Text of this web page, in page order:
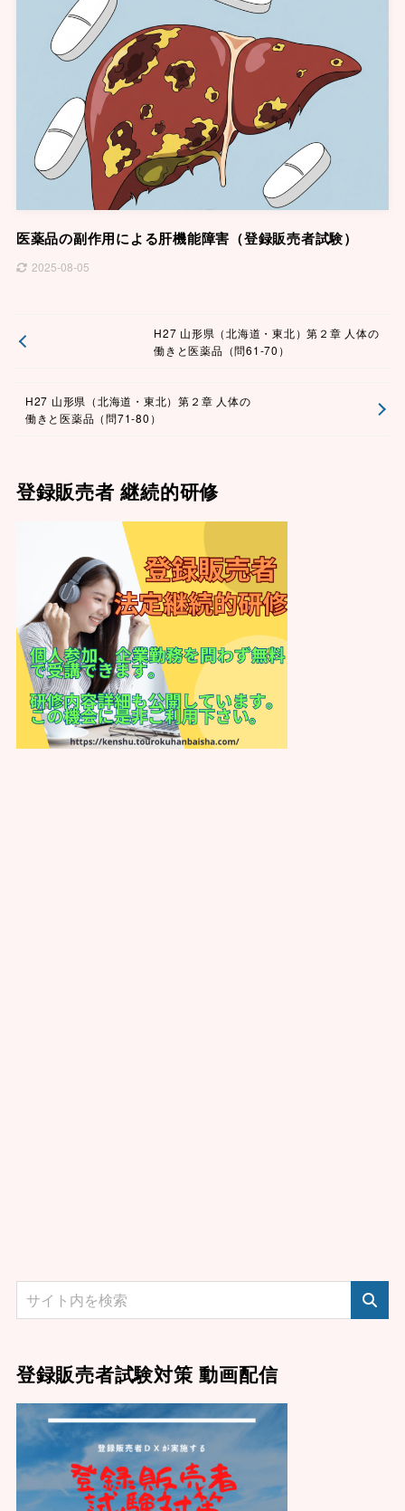
医薬品の副作用による肝機能障害（登録販売者試験）
2025-08-05
H27 山形県（北海道・東北）第２章 人体の
働きと医薬品（問61-70）
H27 山形県（北海道・東北）第２章 人体の
働きと医薬品（問71-80）
登録販売者 継続的研修
登録販売者試験対策 動画配信